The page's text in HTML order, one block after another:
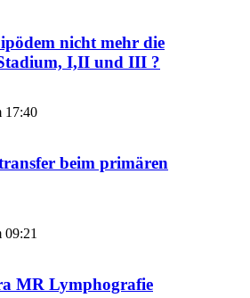
nicht mehr die
I,II und III ?
17:40
beim primären
09:21
MR Lymphografie